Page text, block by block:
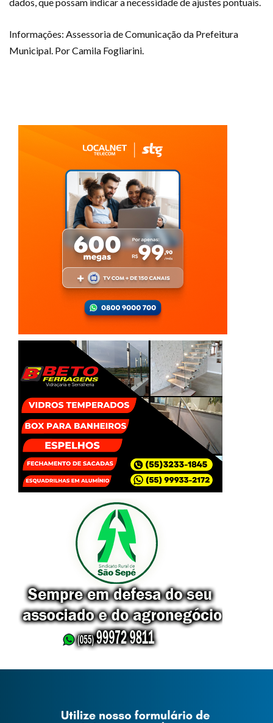
Informações: Assessoria de Comunicação da Prefeitura
Municipal. Por Camila Fogliarini.